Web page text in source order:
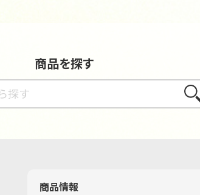
商品を探す
さが
商品情報